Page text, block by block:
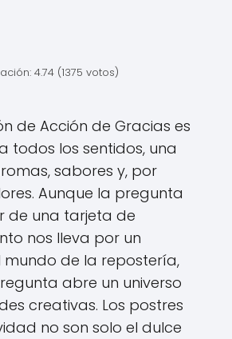
4.74 (1375 votos)
de Acción de Gracias es
todos los sentidos, una
sabores y, por
Aunque la pregunta
de una tarjeta de
nos lleva por un
mundo de la repostería,
abre un universo
creativas. Los postres
no son solo el dulce